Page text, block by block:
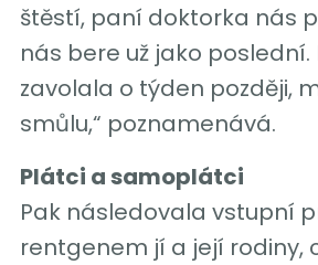
štěstí, paní doktorka nás
nás bere už jako poslední.
zavolala o týden později,
smůlu,“ poznamenává.
Plátci a samoplátci
Pak následovala vstupní
rentgenem jí a její rodiny,